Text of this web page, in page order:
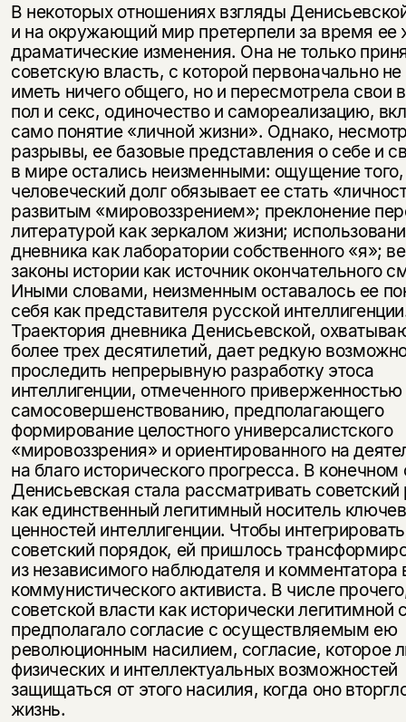
В некоторых отношениях взгляды
и на окружающий мир претерпели за время ее
драматические изменения. Она не только
советскую власть, с которой первоначально
иметь ничего общего, но и пересмотрела свои
пол и секс, одиночество и самореа­лизацию,
само понятие «личной жизни». Однако,
разрывы, ее базовые представления о себе и
в мире остались не­изменными: ощущение того,
человеческий долг обязывает ее стать
развитым «мировоззрением»; преклонение
литературой как зеркалом жизни;
дневника как лаборатории собственного «я»;
законы истории как источник окончательного
Иными словами, неизменным оставалось ее
себя как представителя русской
Траектория дневника Денисьевской,
более трех десятилетий, дает редкую
проследить непрерывную разработку этоса
интеллигенции, отмеченного приверженностью
самосовершенствова­нию, предполагающего
формирование целостного универсалистского
«мировоззрения» и ориентированного на
на благо исторического про­гресса. В конечном
Денисьевская стала рассматривать
как единственный легитимный носитель
ценностей интеллигенции. Чтобы
советский порядок, ей пришлось
из независимого наблюдателя и комментатора
коммунистического ак­тивиста. В числе
советской власти как исторически легитим­ной
предполагало согласие с осуществляемым ею
революционным наси­лием, согласие, которое
физических и интеллектуальных возможностей
защищаться от этого насилия, когда оно
жизнь.